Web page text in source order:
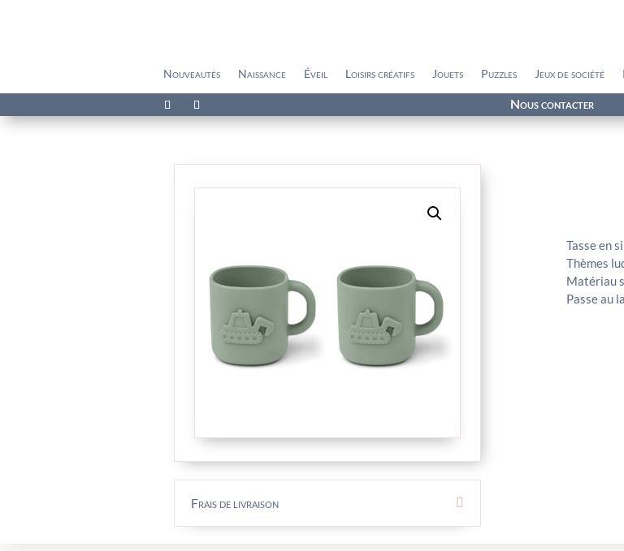
Nouveautés Naissance Éveil Loisirs créatifs Jouets Puzzles Jeux de société
Nous contacter
Frais de livraison
Tasse en
Thèmes
Matériau
Passe au